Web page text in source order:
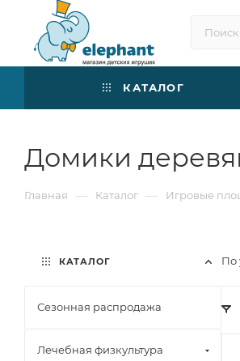
КАТАЛОГ
Домики
Главная — Каталог — Игровые
По
КАТАЛОГ
Сезонная распродажа
Лечебная физкультура